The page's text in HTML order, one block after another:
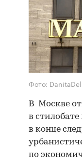
Фото:
В Москве
в
в конце
по